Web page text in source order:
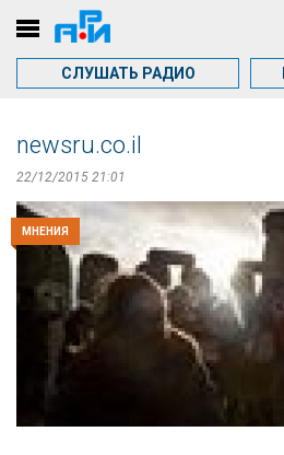
СЛУШАТЬ РАДИО
newsru.co.il
22/12/2015 21:01
МНЕНИЯ